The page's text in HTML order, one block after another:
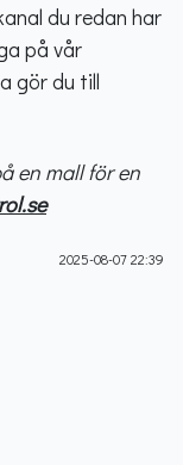
du redan har
på vår
gör du till
en mall för en
2025-08-07 22:39